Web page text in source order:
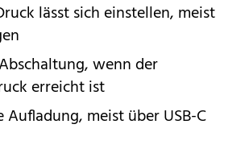
lässt sich einstellen, meist
wenn der
erreicht ist
meist über USB-C